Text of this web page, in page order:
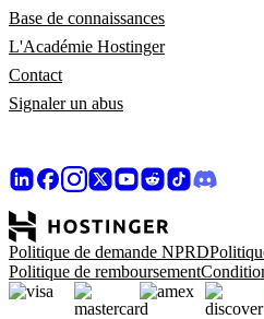
Base de connaissances
L'Académie Hostinger
Contact
Signaler un abus
Politique de demande NPRD
Politique de remboursement